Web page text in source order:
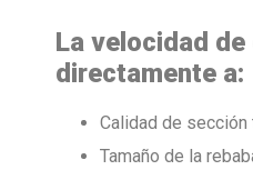
La velocidad
directamente a:
Calidad de sección
Tamaño de la